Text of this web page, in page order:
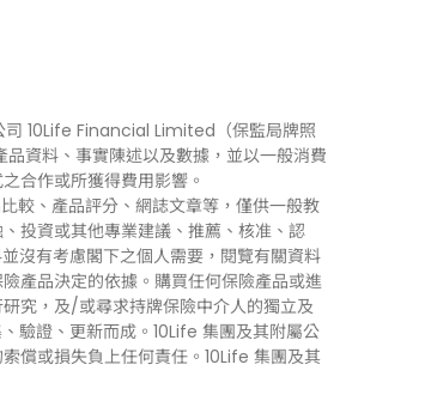
司 10Life Financial Limited（保監局牌照
資料、事實陳述以及數據，並以一般消費
合作或所獲得費用影響。
較、產品評分、網誌文章等，僅供一般教
投資或其他專業建議、推薦、核准、認
沒有考慮閣下之個人需要，閱覽有關資料
產品決定的依據。購買任何保險產品或進
究，及/或尋求持牌保險中介人的獨立及
驗證、更新而成。10Life 集團及其附屬公
償或損失負上任何責任。10Life 集團及其